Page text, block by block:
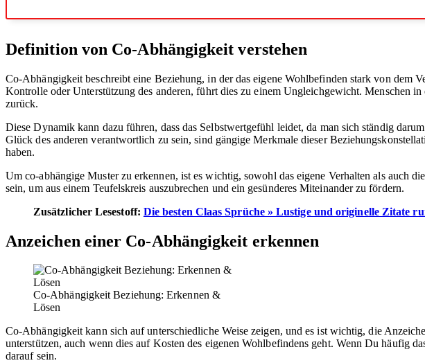
Definition von Co-Abhängigkeit verstehen
Co-Abhängigkeit beschreibt eine Beziehung, in der das eigene Wohlbefinden stark von dem
Kontrolle oder Unterstützung des anderen, führt dies zu einem Ungleichgewicht. Menschen
zurück.
Diese Dynamik kann dazu führen, dass das Selbstwertgefühl leidet, da man sich ständig
Glück des anderen verantwortlich zu sein, sind gängige Merkmale dieser
haben.
Um co-abhängige Muster zu erkennen, ist es wichtig, sowohl das eigene Verhalten als auch
sein, um aus einem Teufelskreis auszubrechen und ein gesünderes Miteinander zu fördern.
Zusätzlicher Lesestoff: Die besten Claas Sprüche » Lustige und originelle Zitate
Anzeichen einer Co-Abhängigkeit erkennen
Co-Abhängigkeit Beziehung: Erkennen &
Lösen
Co-Abhängigkeit kann sich auf unterschiedliche Weise zeigen, und es ist wichtig, die
unterstützen, auch wenn dies auf Kosten des eigenen Wohlbefindens geht. Wenn Du häufig
darauf sein.